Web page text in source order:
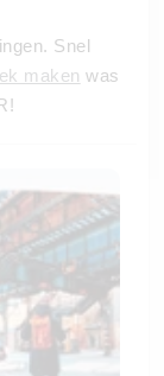
Snel
maken was